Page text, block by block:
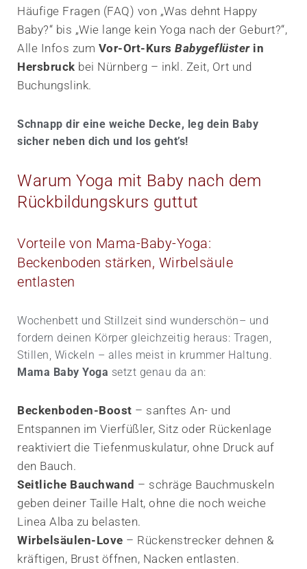
Häufige Fragen (FAQ) von „Was dehnt Happy
Baby?“ bis „Wie lange kein Yoga nach der Geburt?“,
Alle Infos zum Vor-Ort-Kurs Babygeflüsterin
Hersbruck bei Nürnberg – inkl. Zeit, Ort und
Buchungslink.
Schnapp dir eine weiche Decke, leg dein Baby
sicher neben dich und los geht’s!
Warum Yoga mit Baby nach dem
Rückbildungskurs guttut
Vorteile von Mama-Baby-Yoga:
Beckenboden stärken, Wirbelsäule
entlasten
Wochenbett und Stillzeit sind wunderschön– und
fordern deinen Körper gleichzeitig heraus: Tragen,
Stillen, Wickeln – alles meist in krummer Haltung.
Mama Baby Yoga setzt genau da an:
Beckenboden-Boost – sanftes An- und
Entspannen im Vierfüßler, Sitz oder Rückenlage
reaktiviert die Tiefen­muskulatur, ohne Druck auf
den Bauch.
Seitliche Bauchwand – schräge Bauch­muskeln
geben deiner Taille Halt, ohne die noch weiche
Linea Alba zu belasten.
Wirbelsäulen-Love – Rückenstrecker dehnen &
kräftigen, Brust öffnen, Nacken entlasten.